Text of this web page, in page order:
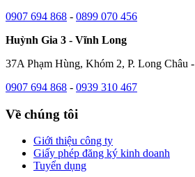
0907 694 868 - 0899 070 456
Huỳnh Gia 3 - Vĩnh Long
37A Phạm Hùng, Khóm 2, P. Long Châu -
0907 694 868 - 0939 310 467
Về chúng tôi
Giới thiệu công ty
Giấy phép đăng ký kinh doanh
Tuyển dụng